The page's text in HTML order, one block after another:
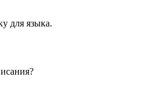
для языка.